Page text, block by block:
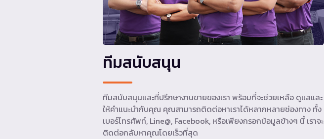
ทีมสนับสนุน
ทีมสนับสนุนและที่ปรึกษางานขายของเรา พร้อมที่จะช่วยเหลือ ดูแลและ
ให้คำแนะนำกับคุณ คุณสามารถติดต่อหาเราได้หลากหลายช่องทาง ทั้ง
เบอร์โทรศัพท์, Line@, Facebook, หรือเพียงกรอกข้อมูลข้างๆ นี้ เราจะ
ติดต่อกลับหาคุณโดยเร็วที่สุด